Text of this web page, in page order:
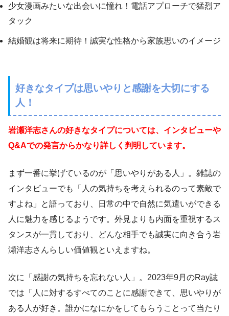
少女漫画みたいな出会いに憧れ！電話アプローチで猛烈ア
タック
結婚観は将来に期待！誠実な性格から家族思いのイメージ
好きなタイプは思いやりと感謝を大切にする
人！
岩瀬洋志さんの好きなタイプについては、インタビューや
Q&Aでの発言からかなり詳しく判明しています。
まず一番に挙げているのが「思いやりがある人」。雑誌の
インタビューでも「人の気持ちを考えられるのって素敵で
すよね」と語っており、日常の中で自然に気遣いができる
人に魅力を感じるようです。外見よりも内面を重視するス
タンスが一貫しており、どんな相手でも誠実に向き合う岩
瀬洋志さんらしい価値観といえますね。
次に「感謝の気持ちを忘れない人」。2023年9月のRay誌
では「人に対するすべてのことに感謝できて、思いやりが
ある人が好き。誰かになにかをしてもらうことって当たり